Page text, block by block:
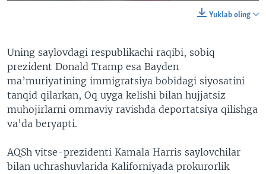
Yuklab oling
Uning saylovdagi respublikachi raqibi, sobiq
prezident Donald Tramp esa Bayden
ma’muriyatining immigratsiya bobidagi siyosatini
tanqid qilarkan, Oq uyga kelishi bilan hujjatsiz
muhojirlarni ommaviy ravishda deportatsiya qilishga
va’da beryapti.
AQSh vitse-prezidenti Kamala Harris saylovchilar
bilan uchrashuvlarida Kaliforniyada prokurorlik